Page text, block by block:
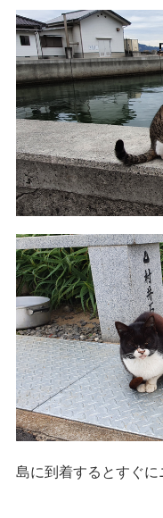
島に到着するとすぐ